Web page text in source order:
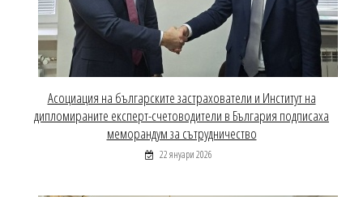
Асоциация на българските застрахователи и Институт на
дипломираните експерт-счетоводители в България подписаха
меморандум за сътрудничество
22 януари 2026